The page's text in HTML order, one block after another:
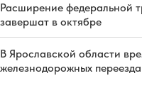
Расширение федеральной
завершат в октябре
В Ярославской области
железнодорожных переезда